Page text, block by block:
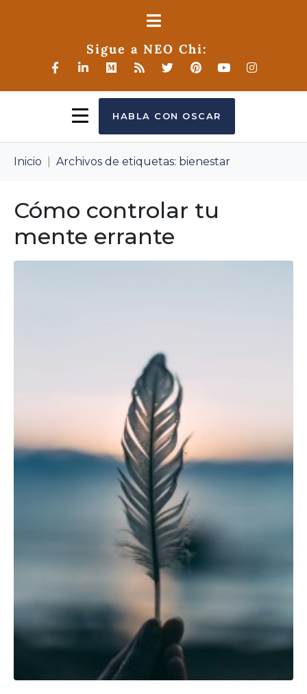
Sigue a NEO Chi:
HABLA CON OSCAR
Inicio Archivos de etiquetas: bienestar
Cómo controlar tu
mente errante